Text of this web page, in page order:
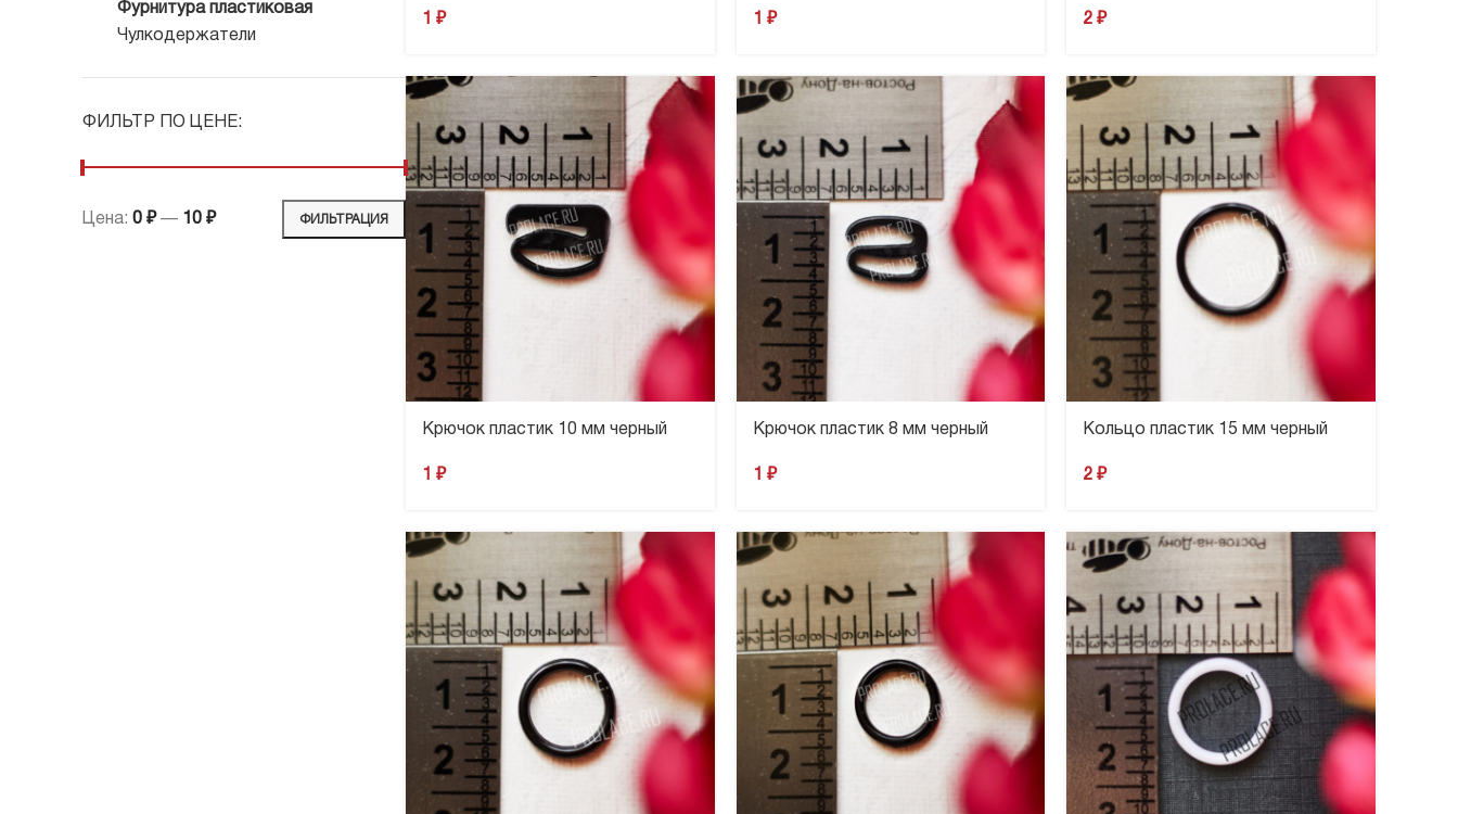
Фурнитура пластиковая
Чулкодержатели
ФИЛЬТР ПО ЦЕНЕ:
ФИЛЬТРАЦИЯ
Цена: 0 ₽— 10 ₽
1 ₽ 1 ₽ 2₽
Крючок пластик 10 мм черный
1 ₽
Крючок пластик 8 мм черный
1 ₽
Кольцо пластик 15 мм черный
2₽